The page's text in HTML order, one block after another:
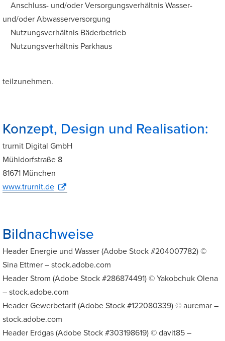
Anschluss- und/oder Versorgungsverhältnis Wasser-
und/oder Abwasserversorgung
Nutzungsverhältnis Bäderbetrieb
Nutzungsverhältnis Parkhaus
teilzunehmen.
Konzept, Design und Realisation:
trurnit Digital GmbH
Mühldorfstraße 8
81671 München
www.trurnit.de
Bildnachweise
Header Energie und Wasser (Adobe Stock #204007782) ©
Sina Ettmer – stock.adobe.com
Header Strom (Adobe Stock #286874491) © Yakobchuk Olena
– stock.adobe.com
Header Gewerbetarif (Adobe Stock #122080339) © auremar –
stock.adobe.com
Header Erdgas (Adobe Stock #303198619) © davit85 –